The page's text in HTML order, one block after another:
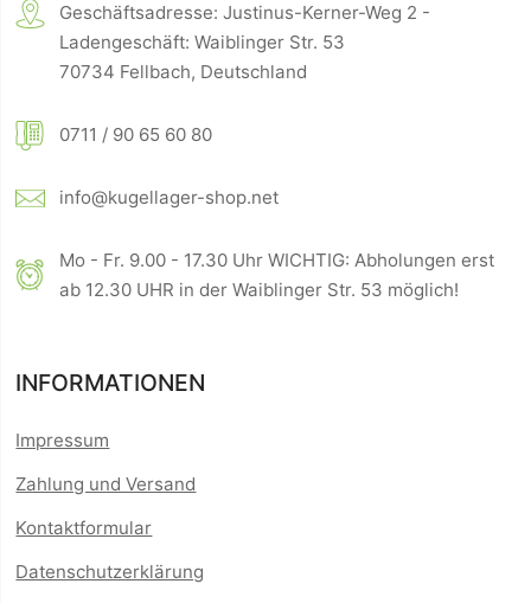
Geschäftsadresse: Justinus-Kerner-Weg 2 -
Ladengeschäft: Waiblinger Str. 53
70734 Fellbach, Deutschland
0711 / 90 65 60 80
info@kugellager-shop.net
Mo - Fr. 9.00 - 17.30 Uhr WICHTIG: Abholungen erst
ab 12.30 UHR in der Waiblinger Str. 53 möglich!
INFORMATIONEN
Impressum
Zahlung und Versand
Kontaktformular
Datenschutzerklärung